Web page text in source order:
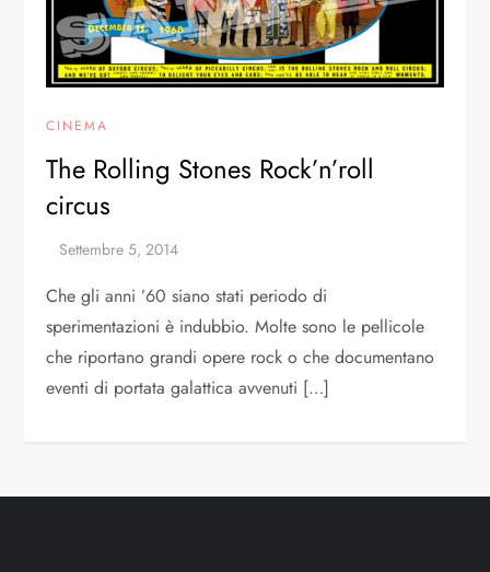
CINEMA
The Rolling Stones Rock’n’roll
circus
Che gli anni ’60 siano stati periodo di
sperimentazioni è indubbio. Molte sono le pellicole
che riportano grandi opere rock o che documentano
eventi di portata galattica avvenuti […]